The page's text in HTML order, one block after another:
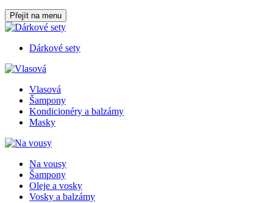
Přejít na menu
Dárkové sety
Vlasová
Šampony
Kondicionéry a balzámy
Masky
Na vousy
Šampony
Oleje a vosky
Vosky a balzámy